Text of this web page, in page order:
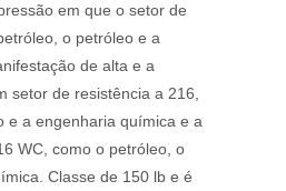
em que o setor de
o petróleo e a
de alta e a
setor de resistência a 216,
e a engenharia química e a
WC, como o petróleo, o
Classe de 150 lb e é